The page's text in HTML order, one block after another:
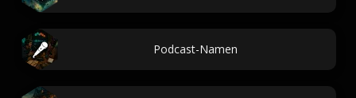
Podcast-Namen